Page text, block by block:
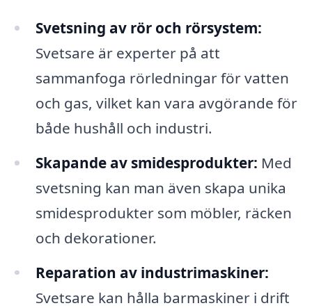
Svetsning av rör och rörsystem:
Svetsare är experter på att
sammanfoga rörledningar för vatten
och gas, vilket kan vara avgörande för
både hushåll och industri.
Skapande av smidesprodukter: Med
svetsning kan man även skapa unika
smidesprodukter som möbler, räcken
och dekorationer.
Reparation av industrimaskiner:
Svetsare kan hålla barmaskiner i drift